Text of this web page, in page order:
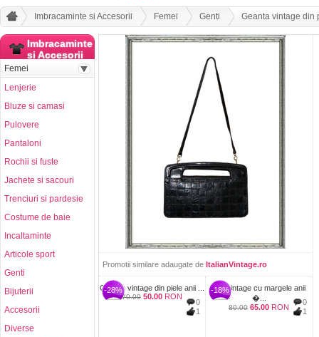
Imbracaminte si Accesorii Femei Genti Geanta vintage din
Promotii similare adaugate de ItalianVintage.ro
-28%
0
1
Geanta vintage din piele anii ...
70.00 50.00 RON
-18%
0
1
Plic vintage cu margele anii
�...
80.00 65.00 RON
Imbracaminte
si Accesorii
Femei
Lenjerie
Bluze si camasi
Pulovere
Pantaloni
Rochii si fuste
Jachete si sacouri
Trenciuri si pardesie
Costume de baie
Incaltaminte
Articole sport
Genti
Bijuterii
Accesorii
Diverse